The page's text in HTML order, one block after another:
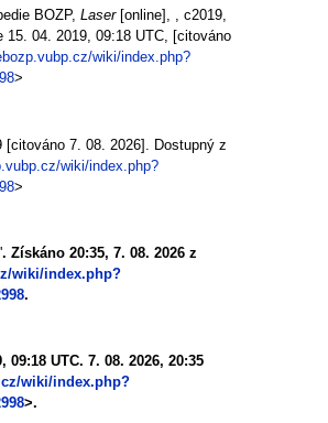
BOZP, Laser[online], , c2019,
15. 04. 2019, 09:18 UTC, [citováno
wiki/index.php?
>
7. 08. 2026]. Dostupný z
wiki/index.php?
>
. Získáno 20:35, 7. 08. 2026 z
wiki/index.php?
.
09:18 UTC. 7. 08. 2026, 20:35
wiki/index.php?
>.